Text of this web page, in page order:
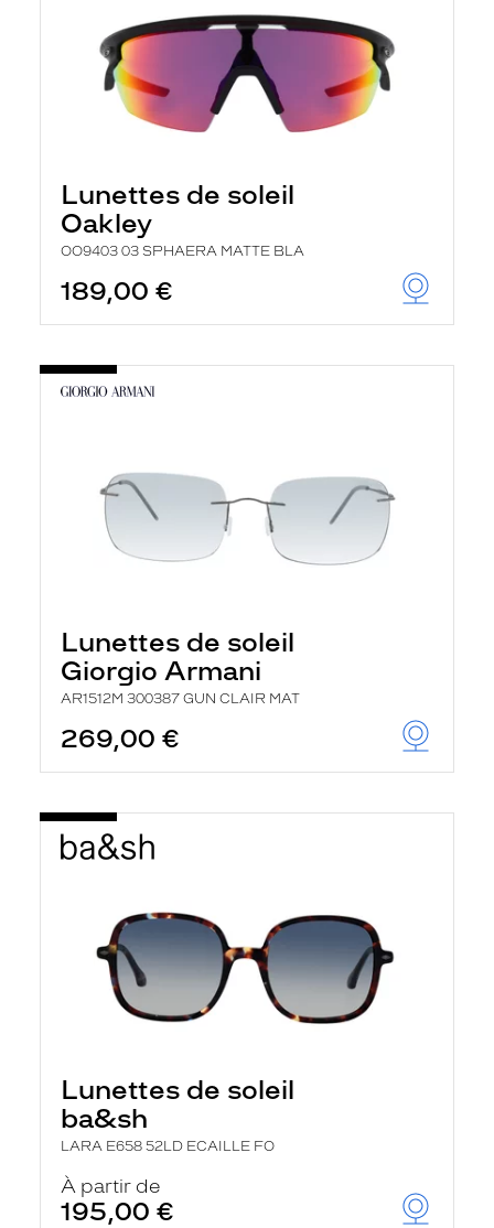
Lunettes de soleil
Oakley
OO9403 03 SPHAERA MATTE BLA
189,00 €
Lunettes de soleil
Giorgio Armani
AR1512M 300387 GUN CLAIR MAT
269,00 €
Lunettes de soleil
ba&sh
LARA E658 52LD ECAILLE FO
À partir de
195,00 €